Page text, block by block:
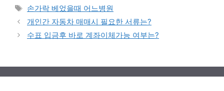
Tags
손가락 베었을때 어느병원
개인간 자동차 매매시 필요한 서류는?
수표 입금후 바로 계좌이체가능 여부는?